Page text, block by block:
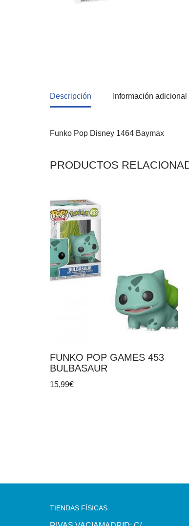
Descripción Información adicional
Funko Pop Disney 1464 Baymax
PRODUCTOS
FUNKO POP GAMES 453
BULBASAUR
15,99€
TIENDAS FÍSICAS